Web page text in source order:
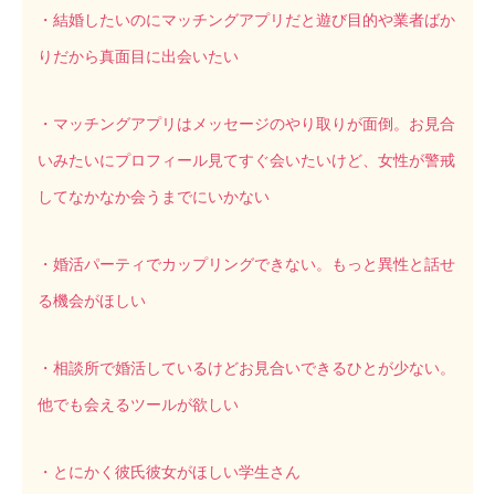
・結婚したいのにマッチングアプリだと遊び目的や業者ばか
りだから真面目に出会いたい
・マッチングアプリはメッセージのやり取りが面倒。お見合
いみたいにプロフィール見てすぐ会いたいけど、女性が警戒
してなかなか会うまでにいかない
・婚活パーティでカップリングできない。もっと異性と話せ
る機会がほしい
・相談所で婚活しているけどお見合いできるひとが少ない。
他でも会えるツールが欲しい
・とにかく彼氏彼女がほしい学生さん